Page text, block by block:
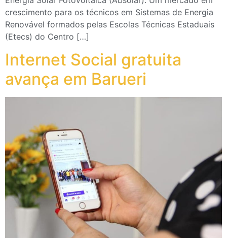
crescimento para os técnicos em Sistemas de Energia
Renovável formados pelas Escolas Técnicas Estaduais
(Etecs) do Centro […]
Internet Social gratuita
avança em Barueri